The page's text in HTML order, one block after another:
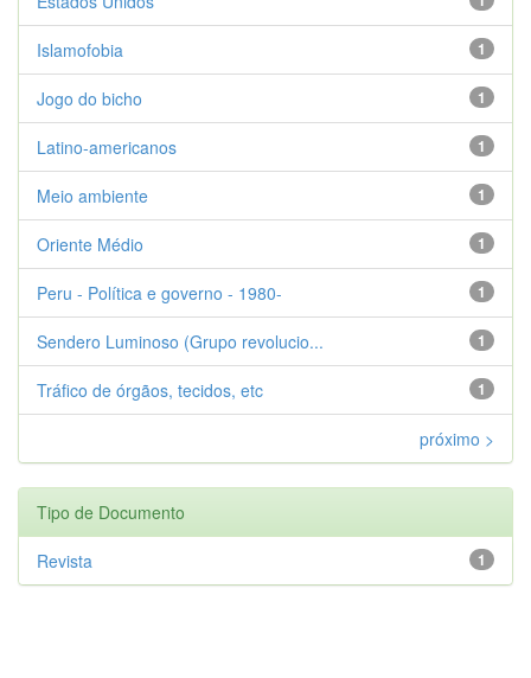
1
Islamofobia
1
Jogo do bicho
1
Latino-americanos
1
Meio ambiente
1
Oriente Médio
1
Peru - Política e governo - 1980-
1
Sendero Luminoso (Grupo revolucio...
1
Tráfico de órgãos, tecidos, etc
próximo >
Tipo de Documento
1
Revista